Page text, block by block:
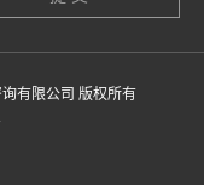
有限公司 版权所有